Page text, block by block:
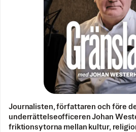
Journalisten, författaren och före
underrättelseofficeren Johan
friktionsytorna mellan kultur,